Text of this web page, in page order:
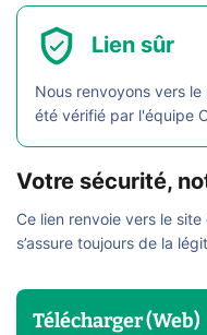
Lien sûr
Nous renvoyons vers
été vérifié par l'équipe
Votre sécurité,
Ce lien renvoie vers le site
s’assure toujours de la
Télécharger (Web)